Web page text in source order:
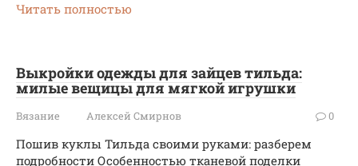
Читать полностью
Выкройки одежды для зайцев тильда:
милые вещицы для мягкой игрушки
Вязание Алексей Смирнов 0
Пошив куклы Тильда своими руками: разберем
подробности Особенностью тканевой поделки